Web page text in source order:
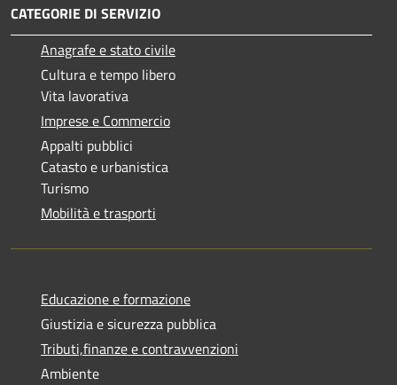
CATEGORIE DI SERVIZIO
Anagrafe e stato civile
Cultura e tempo libero
Vita lavorativa
Imprese e Commercio
Appalti pubblici
Catasto e urbanistica
Turismo
Mobilità e trasporti
Educazione e formazione
Giustizia e sicurezza pubblica
Tributi,finanze e contravvenzioni
Ambiente